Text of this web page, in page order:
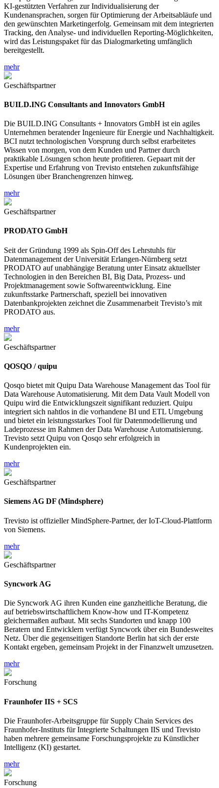
KI-gestützten Verfahren zur Individualisierung der
Kundenansprachen, sorgen für Optimierung der Arbeitsabläufe und
den gewünschten Marketingerfolg. Gemeinsam mit dem integrierten
Tracking, den Analyse- und individuellen Reporting-Möglichkeiten,
wird das Leistungspaket für das Dialogmarketing umfänglich
bereitgestellt.
mehr
Geschäftspartner
BUILD.ING Consultants and Innovators GmbH
Die BUILD.ING Consultants + Innovators GmbH ist ein agiles
Unternehmen beratender Ingenieure für Energie und Nachhaltigkeit.
BCI nutzt technologischen Vorsprung durch selbst erarbeitetes
Wissen von morgen, von dem Kunden und Partner durch
praktikable Lösungen schon heute profitieren. Gepaart mit der
Expertise und Erfahrung von Trevisto entstehen zukunftsfähige
Lösungen über Branchengrenzen hinweg.
mehr
Geschäftspartner
PRODATO GmbH
Seit der Gründung 1999 als Spin-Off des Lehrstuhls für
Datenmanagement der Universität Erlangen-Nürnberg setzt
PRODATO auf unabhängige Beratung unter Einsatz aktuellster
Technologien in den Bereichen BI, Big Data, Prozess- und
Projektmanagement sowie Softwareentwicklung. Eine
zukunftsstarke Partnerschaft, speziell bei innovativen
Datenbankprojekten zeichnet die Zusammenarbeit Trevisto’s mit
PRODATO aus.
mehr
Geschäftspartner
QOSQO / quipu
Qosqo bietet mit Quipu Data Warehouse Management das Tool für
Data Warehouse Automatisierung. Mit dem Data Vault Modell von
Quipu wird die Entwicklungszeit signifikant reduziert. Quipu
integriert sich nahtlos in die vorhandene BI und ETL Umgebung
und bietet ein leistungsstarkes Tool für Datenmodellierung und
Ladeprozesse im Rahmen der Data Warehouse Automatisierung.
Trevisto setzt Quipu von Qosqo sehr erfolgreich in
Kundenprojekten ein.
mehr
Geschäftspartner
Siemens AG DF (Mindsphere)
Trevisto ist offizieller MindSphere-Partner, der IoT-Cloud-Plattform
von Siemens.
mehr
Geschäftspartner
Syncwork AG
Die Syncwork AG ihren Kunden eine ganzheitliche Beratung, die
auf betriebswirtschaftlichem Know-how und IT-Kompetenz
gleichermaßen aufbaut. Mit sechs Standorten und knapp 100
Beratern und Entwicklern verfügt Syncwork über ein Bundesweites
Netz. Über die gegenseitigen Standorte Berlin hat sich der erste
Kontakt ergeben, gemeinsam Projekt in der Finanzwelt umzusetzen.
mehr
Forschung
Fraunhofer IIS + SCS
Die Fraunhofer-Arbeitsgruppe für Supply Chain Services des
Fraunhofer-Instituts für Integrierte Schaltungen IIS und Trevisto
haben mehrere gemeinsame Forschungsprojekte zu Künstlicher
Intelligenz (KI) gestartet.
mehr
Forschung